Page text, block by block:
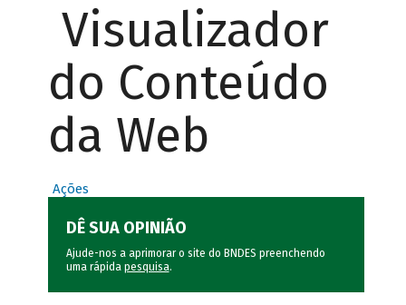
Visualizador
do Conteúdo
da Web
Ações
DÊ SUA OPINIÃO
Ajude-nos a aprimorar o site do BNDES preenchendo
uma rápida pesquisa.